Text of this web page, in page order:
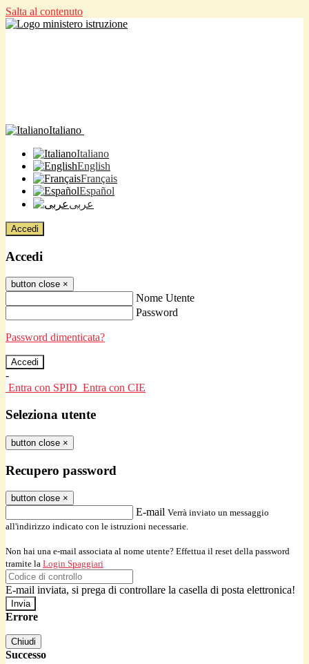
Salta al contenuto
Italiano
Italiano
English
Français
Español
عربى
Accedi
Accedi
button close ×
Nome Utente
Password
Password dimenticata?
-
Entra con SPID Entra con CIE
Seleziona utente
button close ×
Recupero password
button close ×
E-mail Verrà inviato un messaggio
all'indirizzo indicato con le istruzioni necessarie.
Non hai una e-mail associata al nome utente? Effettua il reset della password
tramite la Login Spaggiari
E-mail inviata, si prega di controllare la casella di posta elettronica!
Errore
Chiudi
Successo